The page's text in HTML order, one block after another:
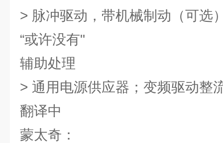
> 脉冲驱动，带机械制动（可选
“或许没有"
辅助处理
> 通用电源供应器；变频驱动整
翻译中
蒙太奇：